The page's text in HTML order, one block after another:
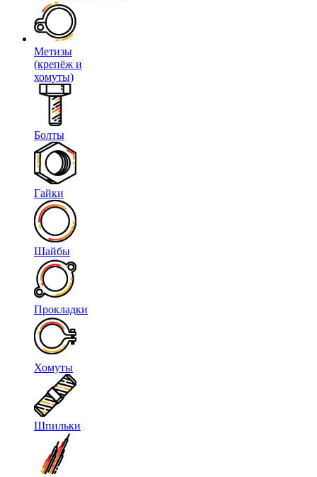
Метизы
(крепёж и
хомуты)
Болты
Гайки
Шайбы
Прокладки
Хомуты
Шпильки